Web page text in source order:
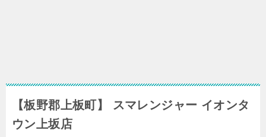
【板野郡上板町】 スマレンジャー イオンタ
ウン上坂店